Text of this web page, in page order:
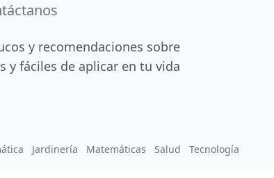
y recomendaciones sobre
y fáciles de aplicar en tu vida
Jardinería Matemáticas Salud Tecnología